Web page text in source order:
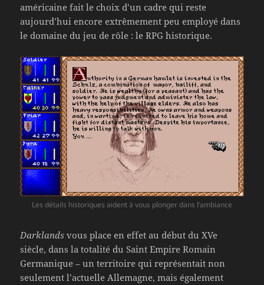
américaine fait le choix d’un cadre qui reste
aujourd’hui encore extrêmement peu employé dans
le domaine du jeu de rôle : le RPG historique.
Les détails historiques aident à vous plonger dans l’ambiance
Darklands vous place en effet au début du XVe
siècle, dans la totalité du Saint Empire Romain
Germanique – un territoire qui représentait non
seulement l’actuelle Allemagne, mais également